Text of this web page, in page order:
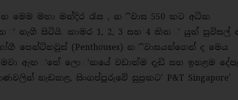
මහා මන්දිර රැස , න ිවාස 550 කට අධික
නැගී සිටියි. කාමර 1, 2, 3 සහ 4 කින ් යුත් සුවිසල්
(Penthouses) න ිවාසයන්ගෙන් ද මෙය
ඇත ්තේ ලො ්කයේ වඩාත්ම දැඩි සහ ඉහළම
හැඩකළ, සිංගප්පූරුවේ සුප්‍රකට‘ P&T Singapore’